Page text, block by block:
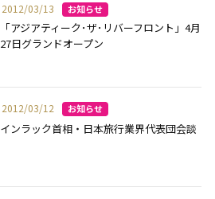
2012/03/13
「アジアティーク･ザ･リバーフロント」4月
27日グランドオープン
2012/03/12
インラック首相・日本旅行業界代表団会談